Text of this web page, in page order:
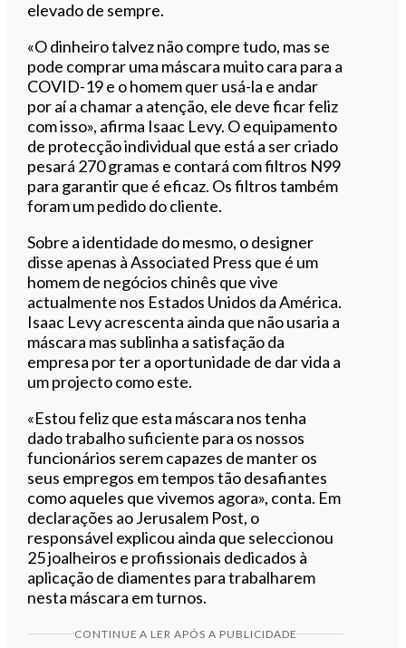
elevado de sempre.
«O dinheiro talvez não compre tudo, mas se
pode comprar uma máscara muito cara para a
COVID-19 e o homem quer usá-la e andar
por aí a chamar a atenção, ele deve ficar feliz
com isso», afirma Isaac Levy. O equipamento
de protecção individual que está a ser criado
pesará 270 gramas e contará com filtros N99
para garantir que é eficaz. Os filtros também
foram um pedido do cliente.
Sobre a identidade do mesmo, o designer
disse apenas à Associated Press que é um
homem de negócios chinês que vive
actualmente nos Estados Unidos da América.
Isaac Levy acrescenta ainda que não usaria a
máscara mas sublinha a satisfação da
empresa por ter a oportunidade de dar vida a
um projecto como este.
«Estou feliz que esta máscara nos tenha
dado trabalho suficiente para os nossos
funcionários serem capazes de manter os
seus empregos em tempos tão desafiantes
como aqueles que vivemos agora», conta. Em
declarações ao Jerusalem Post, o
responsável explicou ainda que seleccionou
25 joalheiros e profissionais dedicados à
aplicação de diamentes para trabalharem
nesta máscara em turnos.
CONTINUE A LER APÓS A PUBLICIDADE